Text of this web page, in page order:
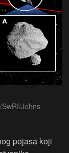
SwRI/Johns
pojasa koji